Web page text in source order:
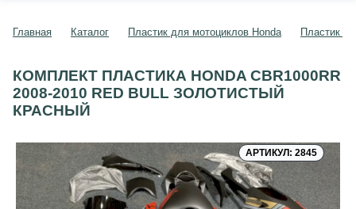
Главная Каталог Пластик для мотоциклов Honda Пластик
КОМПЛЕКТ ПЛАСТИКА HONDA CBR1000RR
2008-2010 RED BULL ЗОЛОТИСТЫЙ
КРАСНЫЙ
АРТИКУЛ: 2845